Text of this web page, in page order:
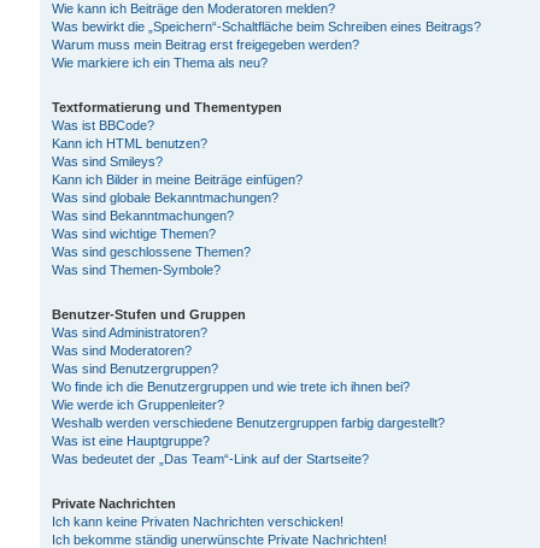
Wie kann ich Beiträge den Moderatoren melden?
Was bewirkt die „Speichern“-Schaltfläche beim Schreiben eines Beitrags?
Warum muss mein Beitrag erst freigegeben werden?
Wie markiere ich ein Thema als neu?
Textformatierung und Thementypen
Was ist BBCode?
Kann ich HTML benutzen?
Was sind Smileys?
Kann ich Bilder in meine Beiträge einfügen?
Was sind globale Bekanntmachungen?
Was sind Bekanntmachungen?
Was sind wichtige Themen?
Was sind geschlossene Themen?
Was sind Themen-Symbole?
Benutzer-Stufen und Gruppen
Was sind Administratoren?
Was sind Moderatoren?
Was sind Benutzergruppen?
Wo finde ich die Benutzergruppen und wie trete ich ihnen bei?
Wie werde ich Gruppenleiter?
Weshalb werden verschiedene Benutzergruppen farbig dargestellt?
Was ist eine Hauptgruppe?
Was bedeutet der „Das Team“-Link auf der Startseite?
Private Nachrichten
Ich kann keine Privaten Nachrichten verschicken!
Ich bekomme ständig unerwünschte Private Nachrichten!